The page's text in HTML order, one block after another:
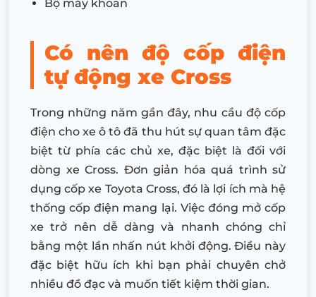
Bộ máy khoan
Có nên độ cốp điện
tự động xe Cross
Trong những năm gần đây, nhu cầu độ cốp
điện cho xe ô tô đã thu hút sự quan tâm đặc
biệt từ phía các chủ xe, đặc biệt là đối với
dòng xe Cross. Đơn giản hóa quá trình sử
dụng cốp xe Toyota Cross, đó là lợi ích mà hệ
thống cốp điện mang lại. Việc đóng mở cốp
xe trở nên dễ dàng và nhanh chóng chỉ
bằng một lần nhấn nút khởi động. Điều này
đặc biệt hữu ích khi bạn phải chuyên chở
nhiều đồ đạc và muốn tiết kiệm thời gian.